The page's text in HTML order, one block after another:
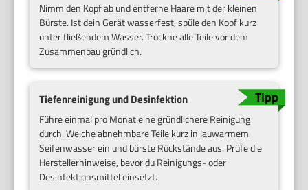
Nimm den Kopf ab und entferne Haare mit der kleinen
Bürste. Ist dein Gerät wasserfest, spüle den Kopf kurz
unter fließendem Wasser. Trockne alle Teile vor dem
Zusammenbau gründlich.
Tiefenreinigung und Desinfektion
Führe einmal pro Monat eine gründlichere Reinigung
durch. Weiche abnehmbare Teile kurz in lauwarmem
Seifenwasser ein und bürste Rückstände aus. Prüfe die
Herstellerhinweise, bevor du Reinigungs- oder
Desinfektionsmittel einsetzt.